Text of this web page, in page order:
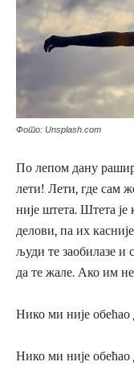
Фото: Unsplash.com
По лепом дану
лети! Лети, где сам
није штета. Штета је
делови, па их
људи те заобилазе и
да те жале. Ако им
Нико ми није
Нико ми није обећао